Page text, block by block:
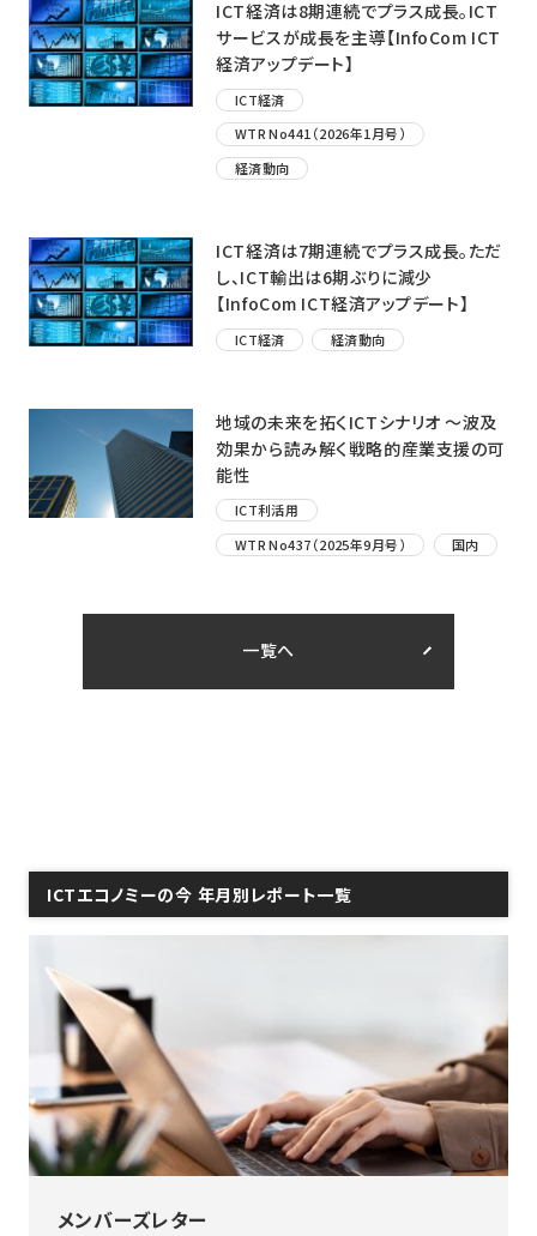
ICT経済は8期連続でプラス成長。ICT
サービスが成長を主導【InfoCom ICT
経済アップデート】
ICT経済
WTR No441（2026年1月号）
経済動向
ICT経済は7期連続でプラス成長。ただ
し、ICT輸出は6期ぶりに減少
【InfoCom ICT経済アップデート】
ICT経済 経済動向
地域の未来を拓くICTシナリオ ～波及
効果から読み解く戦略的産業支援の可
能性
ICT利活用
WTR No437（2025年9月号）
国内
一覧へ
ICTエコノミーの今 年月別レポート一覧
メンバーズレター